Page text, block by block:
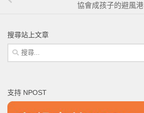
協會成孩子的避風港
搜尋站上文章
搜
尋
字:
支持 NPOST